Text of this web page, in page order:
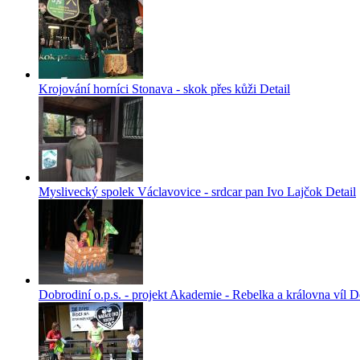
Krojování horníci Stonava - skok přes kůži Detail
Myslivecký spolek Václavovice - srdcar pan Ivo Lajčok Detail
Dobrodiní o.p.s. - projekt Akademie - Rebelka a královna víl